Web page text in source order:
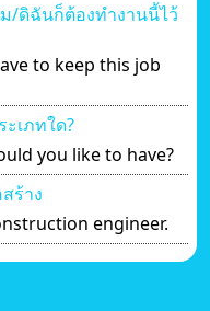
/ดิฉันก็ต้องทำงานนี้ไว้
to keep this job
เภทใด?
you like to have?
ร้าง
engineer.